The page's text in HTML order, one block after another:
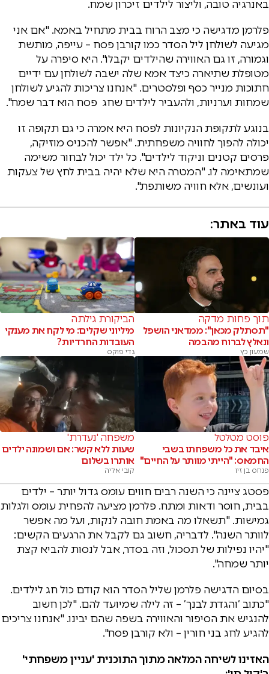
באנרגיה טובה, וליצור לילדים זיכרון שמח.
פלרמן מדגישה כי מצב הרוח בבית מתחיל באמא. "אם אני
מגיעה לשולחן ליל הסדר כמו קורבן פסח – עייפה, מותשת
וגמורה, זו גם האווירה שהילדים יקבלו". היא סיפרה על
מטופלת שתיארה כיצד אמא שלה ישבה לשולחן עם ידיים
חתוכות מנייר כסף ופלסטרים. "אנחנו צריכות להגיע לשולחן
שמחות וערניות, ולהעביר לילדים שחג פסח הוא דבר שמח".
בנוגע לתקופת הנקיונות לפסח היא אמרה כי גם תקופה זו
יכולה להפוך לחוויה משפחתית. "אפשר להכניס מוזיקה,
פרסים קטנים וניקוד לילדים". כל ילד יכול לבחור משימה
שמתאימה לו. "המטרה היא שלא יהיה בבית לחץ של צעקות
ועונשים, אלא חוויה משותפת".
עוד באתר:
תוך פחות מדקה
"תסתלק מכאן": ממדאני הושפל
ונאלץ לברוח מהבמה
שמעון כץ
הביקורת גילתה
מיליוני שקלים: מי לקח את מענקי
העובדות החרדיות?
גדי פוקס
פוסט מטלטל
איבד את כל משפחתו בשבי
החמאס: "הייתי מוותר על החיים"
פנחס בן זיו
משפחה 'נעדרת'
שעות ללא קשר: אם ושמונה ילדים
אותרו בשלום
קובי אליה
פסטג ציינה כי השנה רבים חווים עומס גדול יותר – ילדים
בבית, חוסר ודאות ומתח. פלרמן מציעה להפחית עומס ולגלות
גמישות. "תשאלו מה באמת חובה לנקות, ועל מה אפשר
לוותר השנה". לדבריה, חשוב גם לקבל את הרגעים הקשים:
"יהיו נפילות של תסכול, וזה בסדר, אבל לנסות להביא קצת
יותר שמחה".
בסיום הדגישה פלרמן שליל הסדר הוא קודם כול חג לילדים.
"כתוב ‘והגדת לבנך’ – זה לילה שמיועד להם. "לכן חשוב
להנגיש את הסיפור והאווירה בשפה שהם יבינו. "אנחנו צריכים
להגיע לחג בני חורין – ולא קורבן פסח".
האזינו לשיחה המלאה מתוך התוכנית 'עניין משפחתי'